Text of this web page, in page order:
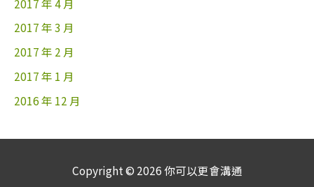
2017 年 4 月
2017 年 3 月
2017 年 2 月
2017 年 1 月
2016 年 12 月
Copyright © 2026 你可以更會溝通